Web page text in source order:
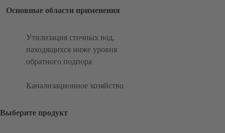
Основные области применения
Утилизация сточных вод,
находящихся ниже уровня
обратного подпора
Канализационное хозяйство
Выберите продукт